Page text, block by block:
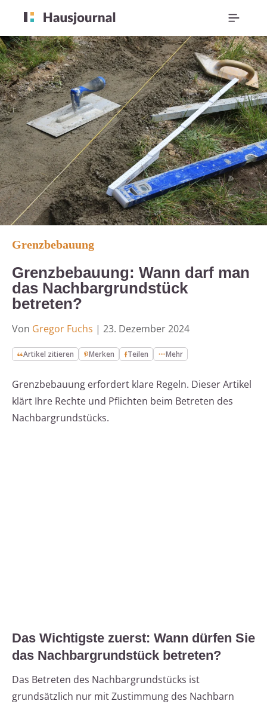
Grenzbebauung
Grenzbebauung: Wann darf man
das Nachbargrundstück
betreten?
Von Gregor Fuchs | 23. Dezember 2024
Artikel zitieren Merken Teilen Mehr
Grenzbebauung erfordert klare Regeln. Dieser Artikel
klärt Ihre Rechte und Pflichten beim Betreten des
Nachbargrundstücks.
Das Wichtigste zuerst: Wann dürfen Sie
das Nachbargrundstück betreten?
Das Betreten des Nachbargrundstücks ist
grundsätzlich nur mit Zustimmung des Nachbarn